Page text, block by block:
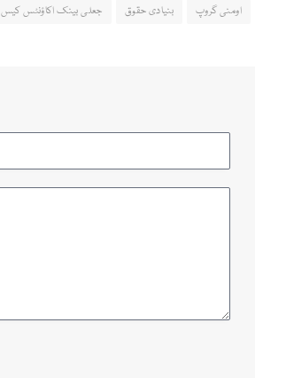
اومنی گروپ بنیادی حقوق جعلی بینک اکاؤنٹس کیس